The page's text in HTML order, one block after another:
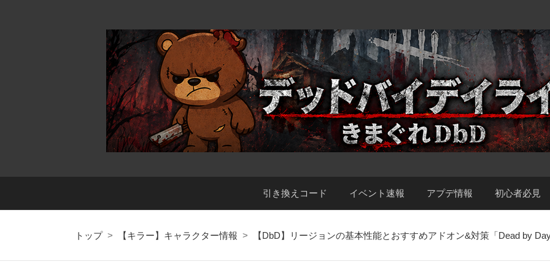
引き換えコード イベント速報 アプデ情報 初心者必見
トップ > 【キラー】キャラクター情報 > 【DbD】リージョンの基本性能とおすすめアドオン&対策「Dead by